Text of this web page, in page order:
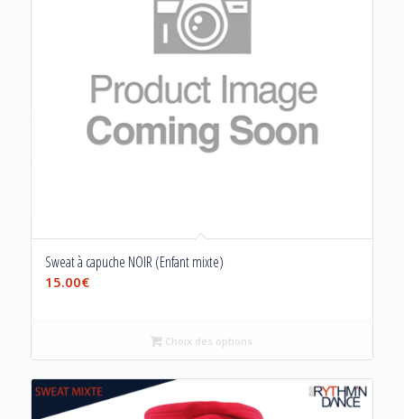
Sweat à capuche NOIR (Enfant mixte)
15.00€
Choix des options